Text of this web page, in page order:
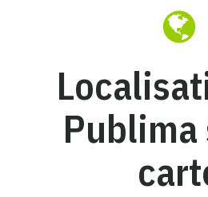
Publima